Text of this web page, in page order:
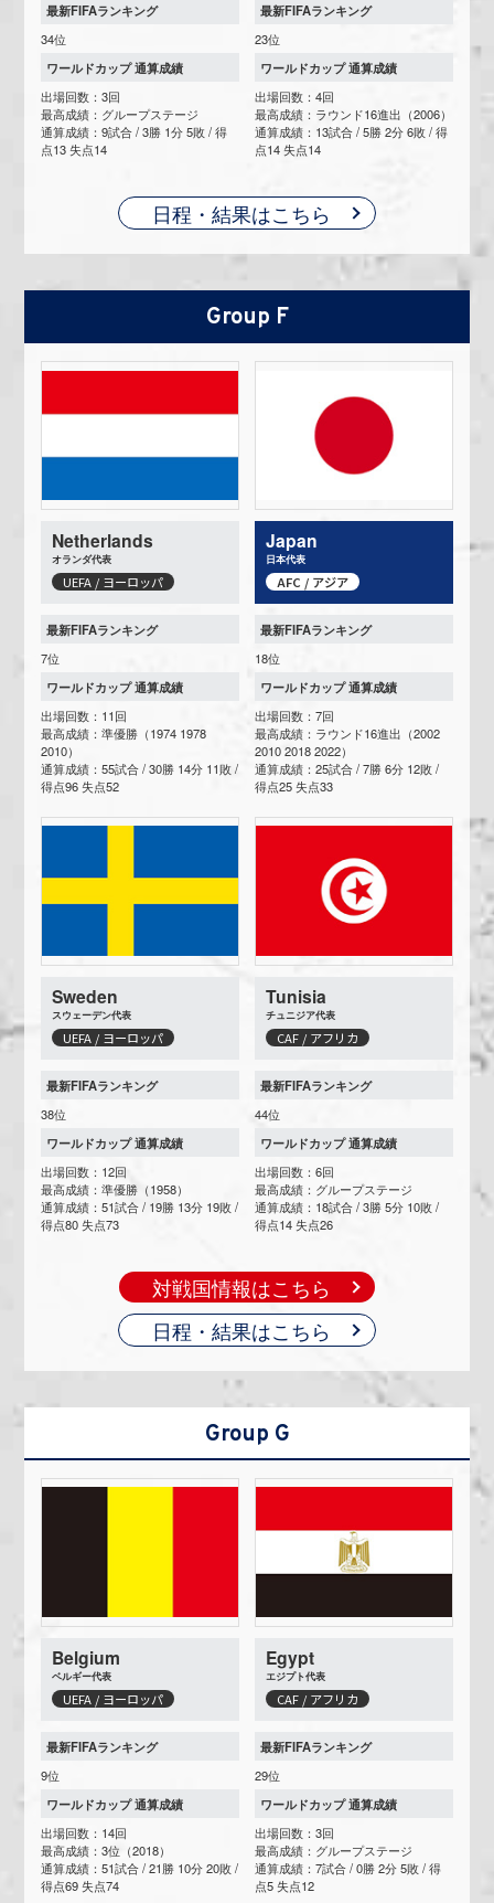
最新FIFAランキング
34位
ワールドカップ 通算成績
出場回数：3回
最高成績：グループステージ
通算成績：9試合 / 3勝 1分 5敗 / 得
点13 失点14
最新FIFAランキング
23位
ワールドカップ 通算成績
出場回数：4回
最高成績：ラウンド16進出（2006）
通算成績：13試合 / 5勝 2分 6敗 / 得
点14 失点14
日程・結果はこちら
Group F
Netherlands
オランダ代表
UEFA / ヨーロッパ
最新FIFAランキング
7位
ワールドカップ 通算成績
出場回数：11回
最高成績：準優勝（1974 1978
2010）
通算成績：55試合 / 30勝 14分 11敗 /
得点96 失点52
Japan
日本代表
AFC / アジア
最新FIFAランキング
18位
ワールドカップ 通算成績
出場回数：7回
最高成績：ラウンド16進出（2002
2010 2018 2022）
通算成績：25試合 / 7勝 6分 12敗 /
得点25 失点33
Sweden
スウェーデン代表
UEFA / ヨーロッパ
最新FIFAランキング
38位
ワールドカップ 通算成績
出場回数：12回
最高成績：準優勝（1958）
通算成績：51試合 / 19勝 13分 19敗 /
得点80 失点73
Tunisia
チュニジア代表
CAF / アフリカ
最新FIFAランキング
44位
ワールドカップ 通算成績
出場回数：6回
最高成績：グループステージ
通算成績：18試合 / 3勝 5分 10敗 /
得点14 失点26
対戦国情報はこちら
日程・結果はこちら
Group G
Belgium
ベルギー代表
UEFA / ヨーロッパ
最新FIFAランキング
9位
ワールドカップ 通算成績
出場回数：14回
最高成績：3位（2018）
通算成績：51試合 / 21勝 10分 20敗 /
得点69 失点74
Egypt
エジプト代表
CAF / アフリカ
最新FIFAランキング
29位
ワールドカップ 通算成績
出場回数：3回
最高成績：グループステージ
通算成績：7試合 / 0勝 2分 5敗 / 得
点5 失点12